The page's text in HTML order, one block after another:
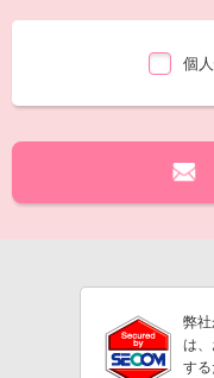
個
弊
は
する